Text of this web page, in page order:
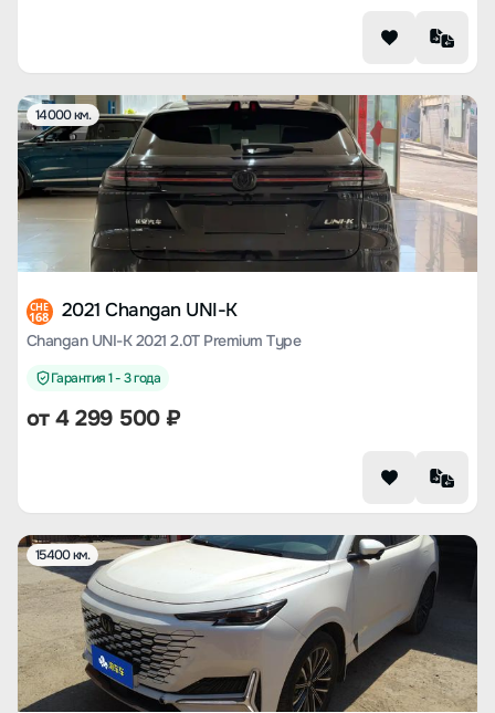
14000 км.
CHE
168 2021 Changan UNI-K
Changan UNI-K 2021 2.0T Premium Type
Гарантия 1 - 3 года
от4 299 500₽
15400 км.